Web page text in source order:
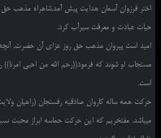
اختر فرزوان آسمان هدایت پیش آمد,شاهراه مذهب حق
حیات عبادت و معرفت سیرآب کرد.
امید است پیروان مذهب حق روز عزای آن حضرت, آنچه
مستجاب او شوند که فرمود((رحم الله من احیی
است.
حرکت همه ساله کاروان صادقیه رفسنجان (راهیان
میباشد. مفتخریم که این حرکت حماسه ابراز محبت